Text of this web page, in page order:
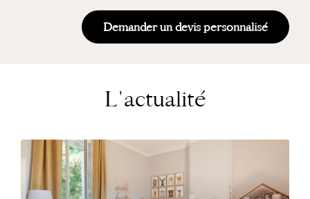
Demander un devis personnalisé
L'actualité